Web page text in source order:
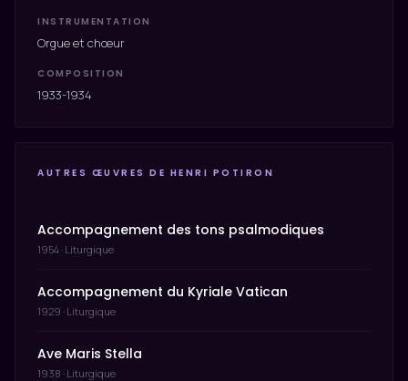
INSTRUMENTATION
Orgue et chœur
COMPOSITION
1933-1934
AUTRES ŒUVRES DE HENRI POTIRON
Accompagnement des tons psalmodiques
1954 · Liturgique
Accompagnement du Kyriale Vatican
1929 · Liturgique
Ave Maris Stella
1938 · Liturgique